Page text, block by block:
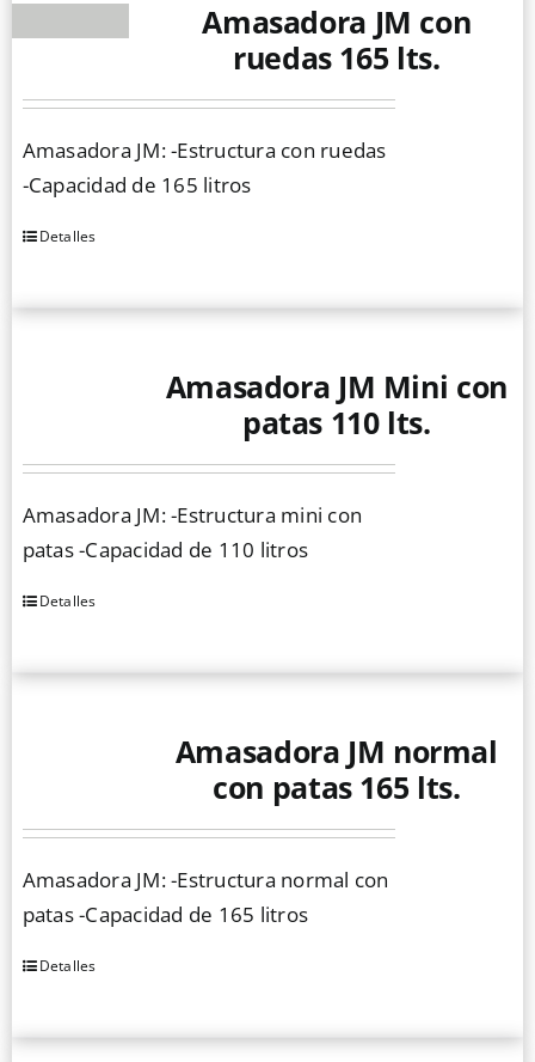
Amasadora JM con
ruedas 165 lts.
Amasadora JM: -Estructura con ruedas
-Capacidad de 165 litros
Detalles
Amasadora JM Mini con
patas 110 lts.
Amasadora JM: -Estructura mini con
patas -Capacidad de 110 litros
Detalles
Amasadora JM normal
con patas 165 lts.
Amasadora JM: -Estructura normal con
patas -Capacidad de 165 litros
Detalles